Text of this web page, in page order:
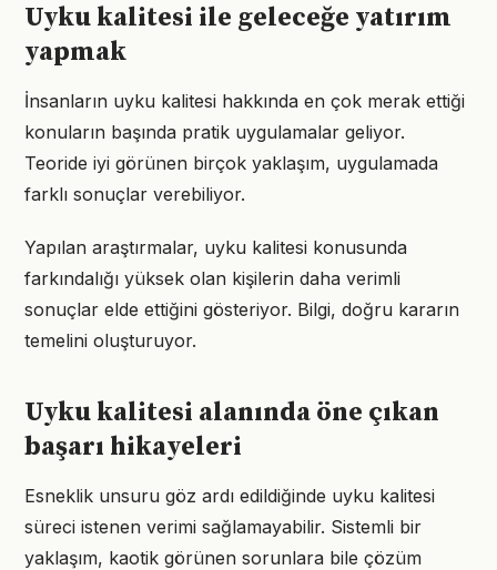
Uyku kalitesi ile geleceğe yatırım
yapmak
İnsanların uyku kalitesi hakkında en çok merak ettiği
konuların başında pratik uygulamalar geliyor.
Teoride iyi görünen birçok yaklaşım, uygulamada
farklı sonuçlar verebiliyor.
Yapılan araştırmalar, uyku kalitesi konusunda
farkındalığı yüksek olan kişilerin daha verimli
sonuçlar elde ettiğini gösteriyor. Bilgi, doğru kararın
temelini oluşturuyor.
Uyku kalitesi alanında öne çıkan
başarı hikayeleri
Esneklik unsuru göz ardı edildiğinde uyku kalitesi
süreci istenen verimi sağlamayabilir. Sistemli bir
yaklaşım, kaotik görünen sorunlara bile çözüm